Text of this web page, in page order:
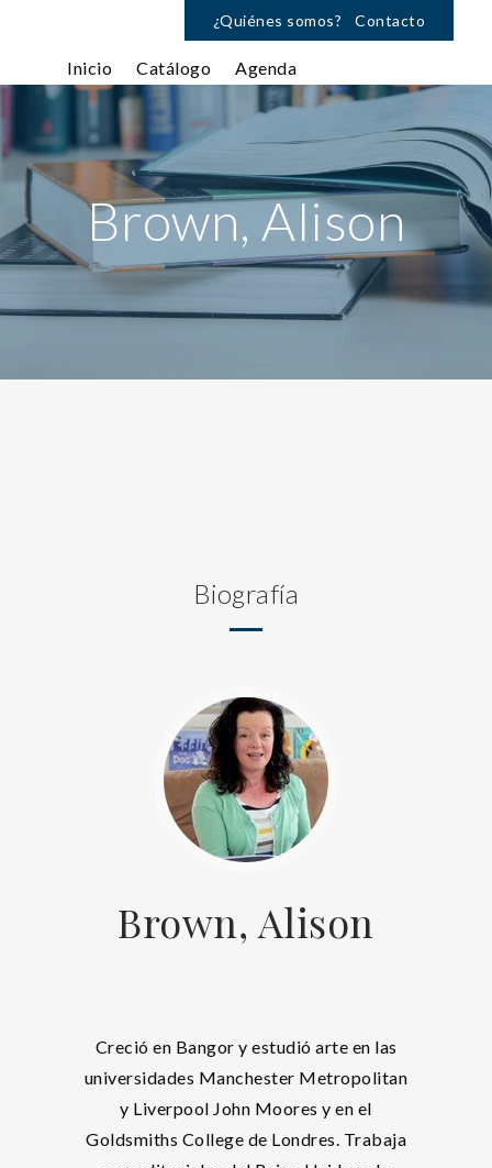
¿Quiénes somos? Contacto
Inicio Catálogo Agenda
Brown, Alison
Biografía
Brown, Alison
Creció en Bangor y estudió arte en las
universidades Manchester Metropolitan
y Liverpool John Moores y en el
Goldsmiths College de Londres. Trabaja